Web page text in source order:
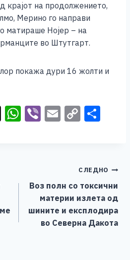
крајот на продолжението,
Мерино го направи
матираше Нојер – на
во Штутгарт.
покажа дури 16 жолти и
X W
A
p
p
Vi E C
Li
n
k
СЛЕДНО
Воз полн со токсични
материи излета од
шините и експлодира
во Северна Дакота